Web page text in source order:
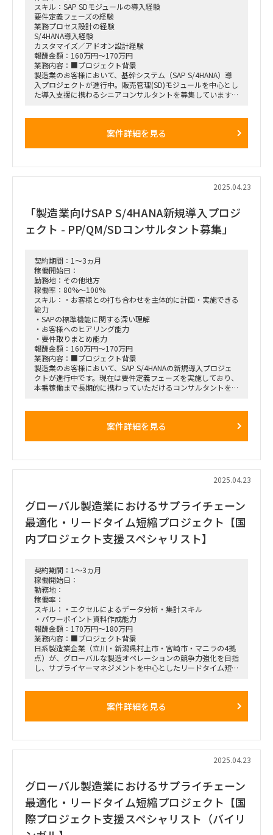
スキル：SAP SDモジュールの導入経験
要件定義フェーズの経験
業務プロセス設計の経験
S/4HANA導入経験
カスタマイズ／アドオン設計経験
報酬金額：160万円～170万円
業務内容：■プロジェクト背景
製造業のお客様において、基幹システム（SAP S/4HANA）導
入プロジェクトが進行中。販売管理(SD)モジュールを中心とし
た導入支援に携わるシニアコンサルタントを募集しています。
目的: 製造業における基幹システム（SAP S/4HANA）の導入
■勤務形態:
顧客先（関西 神戸）週3回程度、リモート勤務併用可
不要
案件詳細を見る
2025.04.23
「製造業向けSAP S/4HANA新規導入プロジ
ェクト - PP/QM/SDコンサルタント募集」
契約期間：1～3ヵ月
稼働開始日：
勤務地：その他地方
稼働率：80%～100%
スキル：・お客様との打ち合わせを主体的に計画・実施できる
能力
・SAPの標準機能に関する深い理解
・お客様へのヒアリング能力
・要件取りまとめ能力
報酬金額：160万円～170万円
業務内容：■プロジェクト背景
製造業のお客様において、SAP S/4HANAの新規導入プロジェ
クトが進行中です。現在は要件定義フェーズを実施しており、
本番稼働まで長期的に携わっていただけるコンサルタントを募
期間: 即日〜2026年7月（本番稼働まで）
即日〜2026年7月（本番稼働）
■勤務形態:
リモート＋オンサイトのハイブリッド勤務
オンサイト: 静岡への出張あり（週3日程度）
不要
案件詳細を見る
2025.04.23
グローバル製造業におけるサプライチェーン
最適化・リードタイム短縮プロジェクト【国
内プロジェクト支援スペシャリスト】
契約期間：1～3ヵ月
稼働開始日：
勤務地：
稼働率：
スキル：・エクセルによるデータ分析・集計スキル
・パワーポイント資料作成能力
報酬金額：170万円～180万円
業務内容：■プロジェクト背景
日系製造業企業（立川・新潟県村上市・宮崎市・マニラの4拠
点）が、グローバルな製造オペレーションの競争力強化を目指
し、サプライヤーマネジメントを中心としたリードタイム短
日本国内拠点（ハイブリッドワーク可）
最大12週間（プロジェクト進捗に応じて継続判断）
案件詳細を見る
2025.04.23
グローバル製造業におけるサプライチェーン
最適化・リードタイム短縮プロジェクト【国
際プロジェクト支援スペシャリスト（バイリ